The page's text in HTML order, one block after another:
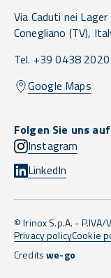
Via Caduti nei
Conegliano (TV),
Tel. +39 0438 2020
Google Maps
Folgen Sie uns
Instagram
LinkedIn
© Irinox S.p.A. -
Privacy policyCookie
Creditswe-go